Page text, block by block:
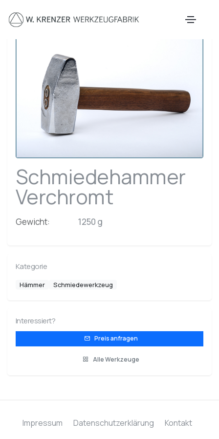
Schmiedehammer
Verchromt
Gewicht: 1250 g
Kategorie
Hämmer Schmiedewerkzeug
Interessiert?
Preis anfragen
Alle Werkzeuge
Impressum Datenschutzerklärung
Kontakt